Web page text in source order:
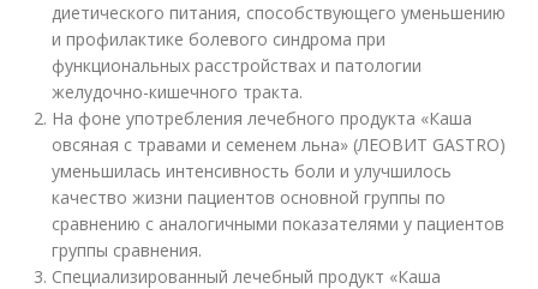
диетического питания, способствующего уменьшению
и профилактике болевого синдрома при
функциональных расстройствах и патологии
желудочно-кишечного тракта.
На фоне употребления лечебного продукта «Каша
овсяная с травами и семенем льна» (ЛЕОВИТ GASTRO)
уменьшилась интенсивность боли и улучшилось
качество жизни пациентов основной группы по
сравнению с аналогичными показателями у пациентов
группы сравнения.
Специализированный лечебный продукт «Каша